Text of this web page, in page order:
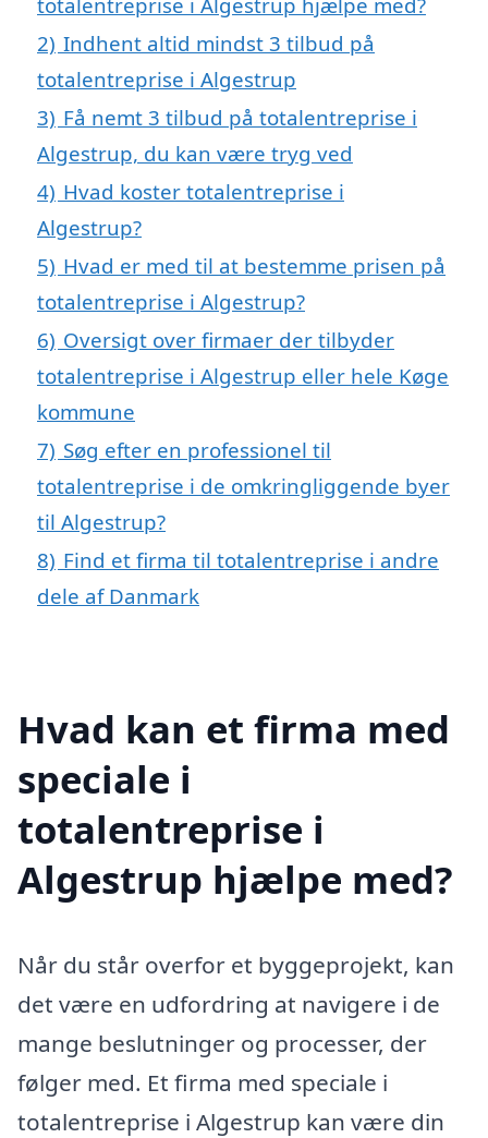
2) Indhent altid mindst 3 tilbud på
totalentreprise i Algestrup
3) Få nemt 3 tilbud på totalentreprise i
Algestrup, du kan være tryg ved
4) Hvad koster totalentreprise i
Algestrup?
5) Hvad er med til at bestemme prisen på
totalentreprise i Algestrup?
6) Oversigt over firmaer der tilbyder
totalentreprise i Algestrup eller hele Køge
kommune
7) Søg efter en professionel til
totalentreprise i de omkringliggende byer
til Algestrup?
8) Find et firma til totalentreprise i andre
dele af Danmark
Hvad kan et firma med
speciale i
totalentreprise i
Algestrup hjælpe med?
Når du står overfor et byggeprojekt, kan
det være en udfordring at navigere i de
mange beslutninger og processer, der
følger med. Et firma med speciale i
totalentreprise i Algestrup kan være din